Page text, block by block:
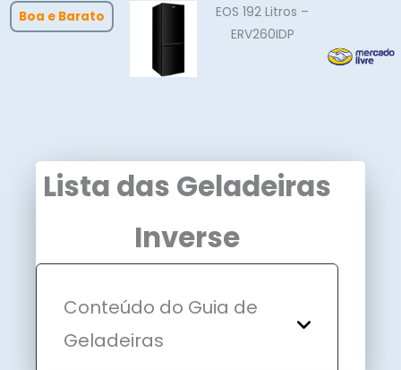
Boa e Barato
EOS 192 Litros –
ERV260IDP
Lista das Geladeiras
Inverse
Conteúdo do Guia de
Geladeiras